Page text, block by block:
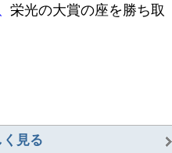
栄光の大賞の座を勝ち取
見る